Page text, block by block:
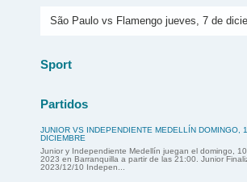
São Paulo vs Flamengo jueves, 7 de
Sport
Partidos
JUNIOR VS INDEPENDIENTE MEDELLÍN DOMINGO,
DICIEMBRE
Junior y Independiente Medellín juegan el domingo,
2023 en Barranquilla a partir de las 21:00. Junior
2023/12/10 Indepen...